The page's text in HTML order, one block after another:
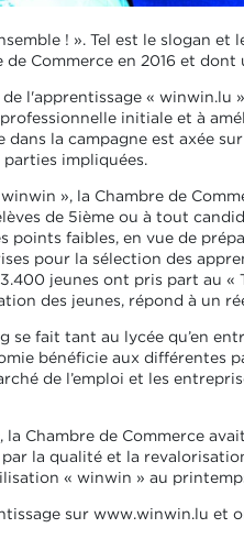
! ». Tel est le slogan
Commerce en 2016 et
l'apprentissage «
initiale et à
dans la campagne est axée
impliquées.
», la Chambre de
de 5ième ou à tout
faibles, en vue de
pour la sélection des
jeunes ont pris part au
des jeunes, répond à un
se fait tant au lycée qu’en
bénéficie aux différentes
de l’emploi et les
la Chambre de Commerce
la qualité et la
« winwin » au
sur www.winwin.lu